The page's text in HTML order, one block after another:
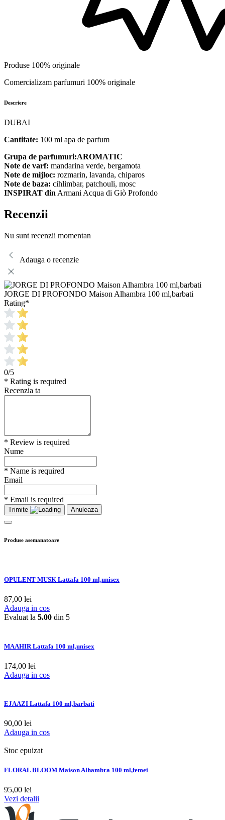
Produse 100% originale
Comercializam parfumuri 100% originale
Descriere
DUBAI
Cantitate: 100 ml apa de parfum
Grupa de parfumuri:AROMATIC
Note de varf: mandarina verde, bergamota
Note de mijloc: rozmarin, lavanda, chiparos
Note de baza: cihlimbar, patchouli, mosc
INSPIRAT din Armani Acqua di Giò Profondo
Recenzii
Nu sunt recenzii momentan
Adauga o recenzie
JORGE DI PROFONDO Maison Alhambra 100 ml,barbati
Rating*
0/5
* Rating is required
Recenzia ta
* Review is required
Nume
* Name is required
Email
* Email is required
Trimite Anuleaza
Produse asemanatoare
OPULENT MUSK Lattafa 100 ml,unisex
87,00 lei
Adauga in cos
Evaluat la 5.00 din 5
MAAHIR Lattafa 100 ml,unisex
174,00 lei
Adauga in cos
EJAAZI Lattafa 100 ml,barbati
90,00 lei
Adauga in cos
Stoc epuizat
FLORAL BLOOM Maison Alhambra 100 ml,femei
95,00 lei
Vezi detalii